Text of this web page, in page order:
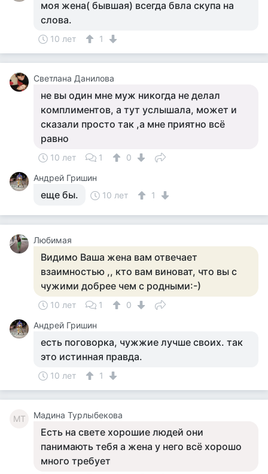
моя жена( бывшая) всегда бвла скупа на
слова.
10 лет 1
Светлана Данилова
не вы один мне муж никогда не делал
комплиментов, а тут услышала, может и
сказали просто так ,а мне приятно всё
равно
10 лет 1
0
Андрей Гришин
еще бы. 10 лет 1
Любимая
Видимо Ваша жена вам отвечает
взаимностью ,, кто вам виноват, что вы с
чужими добрее чем с родными:-)
10 лет 1
0
Андрей Гришин
есть поговорка, чужжие лучше своих. так
это истинная правда.
10 лет 1
МТ Мадина Турлыбекова
Есть на свете хорошие людей они
панимають тебя а жена у него всё хорошо
много требует